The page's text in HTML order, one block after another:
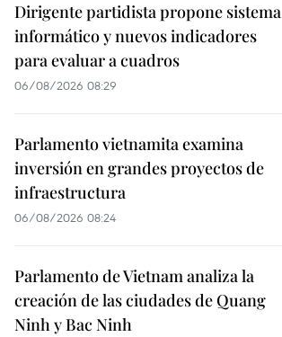
Dirigente partidista propone sistema
informático y nuevos indicadores
para evaluar a cuadros
06/08/2026 08:29
Parlamento vietnamita examina
inversión en grandes proyectos de
infraestructura
06/08/2026 08:24
Parlamento de Vietnam analiza la
creación de las ciudades de Quang
Ninh y Bac Ninh